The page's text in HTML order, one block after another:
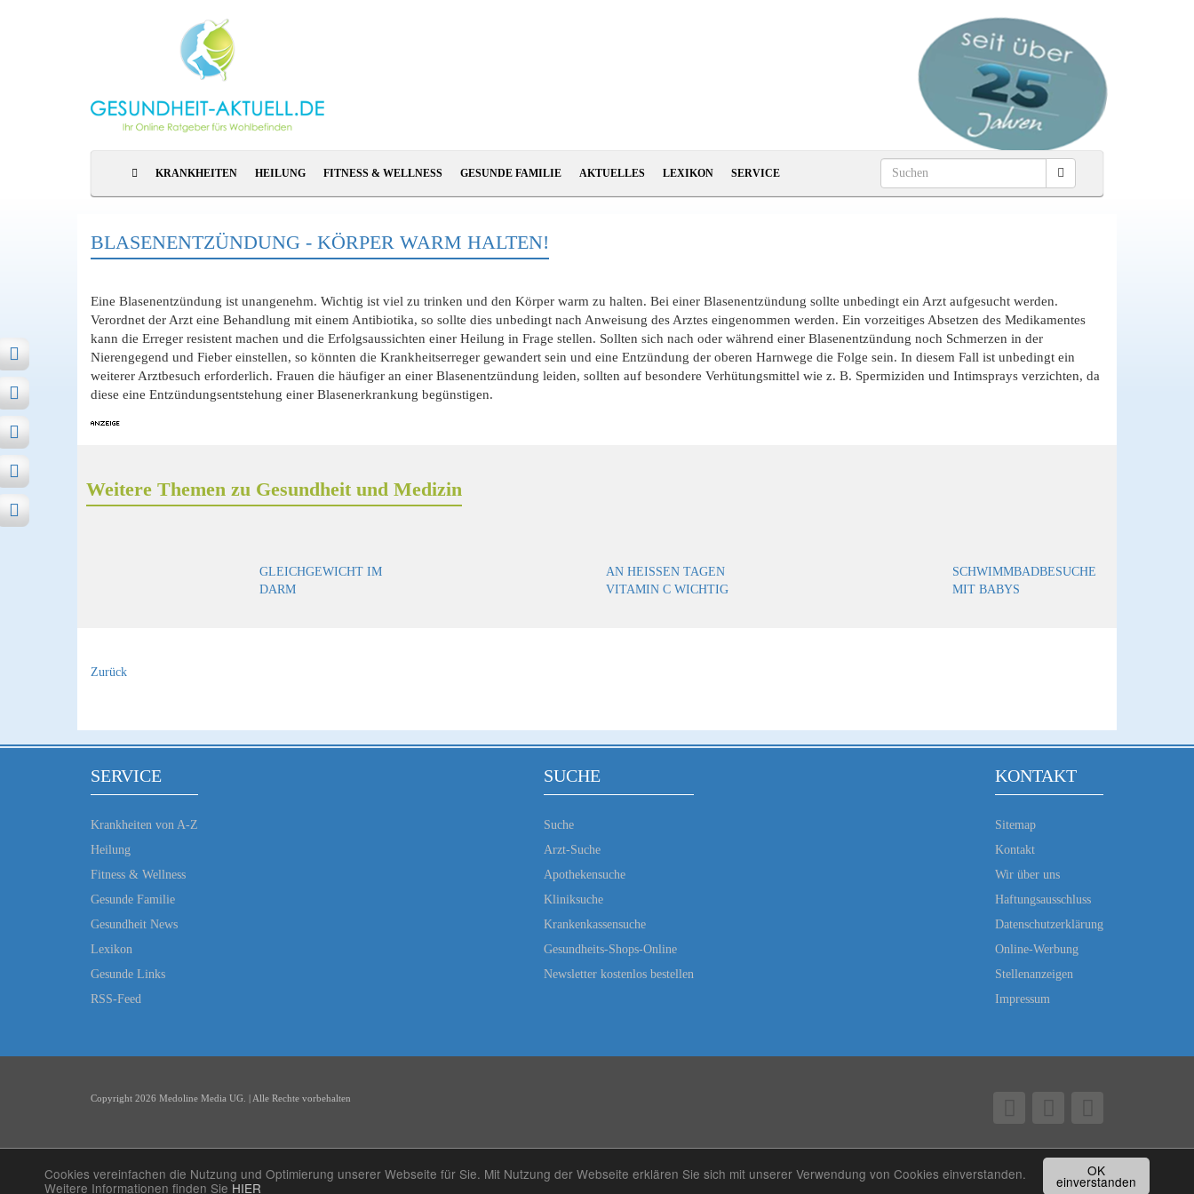
OK
einverstanden
Cookies vereinfachen die Nutzung und Optimierung unserer Webseite für Sie. Mit Nutzung der Webseite erklären Sie sich mit unserer Verwendung von Cookies einverstanden.
Weitere Informationen finden SieHIER
KRANKHEITEN HEILUNG FITNESS & WELLNESS GESUNDE FAMILIE AKTUELLES LEXIKON SERVICE
BLASENENTZÜNDUNG - KÖRPER WARM HALTEN!
Eine Blasenentzündung ist unangenehm. Wichtig ist viel zu trinken und den Körper warm zu halten. Bei einer Blasenentzündung sollte unbedingt ein Arzt aufgesucht werden.
Verordnet der Arzt eine Behandlung mit einem Antibiotika, so sollte dies unbedingt nach Anweisung des Arztes eingenommen werden. Ein vorzeitiges Absetzen des Medikamentes
kann die Erreger resistent machen und die Erfolgsaussichten einer Heilung in Frage stellen. Sollten sich nach oder während einer Blasenentzündung noch Schmerzen in der
Nierengegend und Fieber einstellen, so könnten die Krankheitserreger gewandert sein und eine Entzündung der oberen Harnwege die Folge sein. In diesem Fall ist unbedingt ein
weiterer Arztbesuch erforderlich. Frauen die häufiger an einer Blasenentzündung leiden, sollten auf besondere Verhütungsmittel wie z. B. Spermiziden und Intimsprays verzichten, da
diese eine Entzündungsentstehung einer Blasenerkrankung begünstigen.
Weitere Themen zu Gesundheit und Medizin
GLEICHGEWICHT IM
DARM
AN HEISSEN TAGEN V
ITAMIN C WICHTIG
SCHWIMMBADBESUCHE
MIT BABYS
Zurück
SERVICE
Krankheiten von A-Z
Heilung
Fitness & Wellness
Gesunde Familie
Gesundheit News
Lexikon
Gesunde Links
RSS-Feed
SUCHE
Suche
Arzt-Suche
Apothekensuche
Kliniksuche
Krankenkassensuche
Gesundheits-Shops-Online
Newsletter kostenlos bestellen
KONTAKT
Sitemap
Kontakt
Wir über uns
Haftungsausschluss
Datenschutzerklärung
Online-Werbung
Stellenanzeigen
Impressum
Copyright 2026 Medoline Media UG. | Alle Rechte vorbehalten